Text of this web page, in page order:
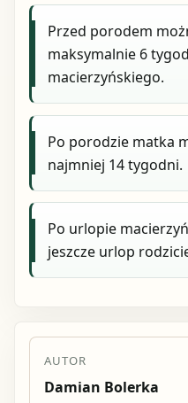
Przed porodem
maksymalnie 6
macierzyńskiego.
Po porodzie matka
najmniej 14 tygodni.
Po urlopie
jeszcze urlop
AUTOR
Damian Bolerka